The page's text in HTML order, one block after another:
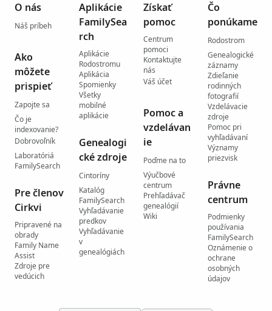
O nás
Náš príbeh
Ako
môžete
prispieť
Zapojte sa
Čo je
indexovanie?
Dobrovoľník
Laboratóriá
FamilySearch
Pre členov
Cirkvi
Pripravené na
obrady
Family Name
Assist
Zdroje pre
vedúcich
Aplikácie
FamilySea
rch
Aplikácie
Rodostromu
Aplikácia
Spomienky
Všetky
mobilné
aplikácie
Genealogi
cké zdroje
Cintoríny
Katalóg
FamilySearch
Vyhľadávanie
predkov
Vyhľadávanie
v
genealógiách
Získať
pomoc
Centrum
pomoci
Kontaktujte
nás
Váš účet
Pomoc a
vzdelávan
ie
Poďme na to
Výučbové
centrum
Prehľadávač
genealógií
Wiki
Čo
ponúkame
Rodostrom
Genealogické
záznamy
Zdieľanie
rodinných
fotografií
Vzdelávacie
zdroje
Pomoc pri
vyhľadávaní
Významy
priezvisk
Právne
centrum
Podmienky
používania
FamilySearch
Oznámenie o
ochrane
osobných
údajov